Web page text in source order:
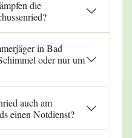
die
in Bad
oder nur um
auch am
einen Notdienst?